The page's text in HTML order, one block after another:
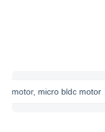
micro bldc motor